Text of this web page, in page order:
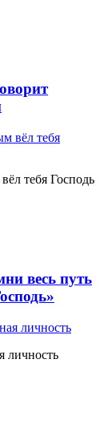
тебя Господь
весь путь
личность